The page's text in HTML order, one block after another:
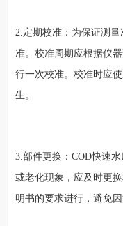
2.定期校准：为保证测
准。校准周期应根据仪
行一次校准。校准时应
生。
3.部件更换：COD快速
或老化现象，应及时更
明书的要求进行，避免